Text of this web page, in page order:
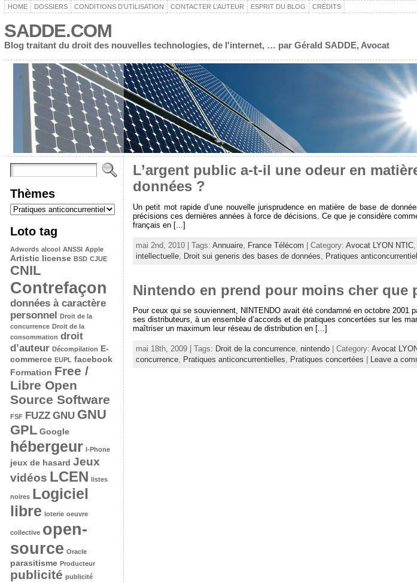
HOME DOSSIERS CONDITIONS D’UTILISATION CONTACTER L’AUTEUR ESPRIT DU BLOG CRÉDITS
SADDE.COM
Blog traitant du droit des nouvelles technologies, de l'internet, … par Gérald SADDE, Avocat
Thèmes
Loto tag
Adwords alcool ANSSI Apple
Artistic license BSD CJUE
CNIL
Contrefaçon
données à caractère
personnel Droit de la
concurrence Droit de la
consommation droit
d’auteur Décompilation E-
commerce EUPL facebook
Formation Free /
Libre Open
Source Software
FSF FUZZ GNU GNU
GPL Google
hébergeur I-Phone
jeux de hasard Jeux
vidéos LCEN listes
noires Logiciel
libre loterie oeuvre
collective open-
source Oracle
parasitisme Producteur
publicité publicité
L’argent public a-t-il une odeur en
données ?
Un petit mot rapide d’une nouvelle jurisprudence en matière de base de
précisions ces dernières années à force de décisions. Ce que je considère
français en [...]
mai 2nd, 2010 | Tags: Annuaire, France Télécom | Category: Avocat LYON NTIC,
intellectuelle, Droit sui generis des bases de données Pratiques
Nintendo en prend pour moins cher que
Pour ceux qui se souviennent, NINTENDO avait été condamné en octobre
ses distributeurs, à un ensemble d’accords et de pratiques concertées sur les
maîtriser un maximum leur réseau de distribution en [...]
mai 18th, 2009 | Tags: Droit de la concurrence, nintendo| Category: Avocat
concurrence, Pratiques anticoncurrentielles, Pratiques concertées Leave a